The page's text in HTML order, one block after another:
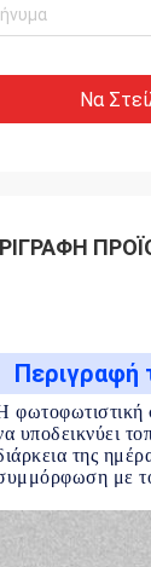
Να
Περιγραφή
φωτοφωτιστική
υποδεικνύει
της
με